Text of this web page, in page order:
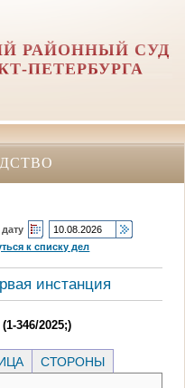
РАЙОННЫЙ СУД
ПЕТЕРБУРГА
к списку дел
инстанция
346/2025;)
СТОРОНЫ